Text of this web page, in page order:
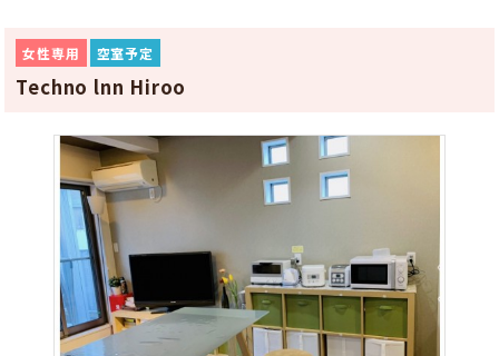
女性専用 空室予定
Techno lnn Hiroo